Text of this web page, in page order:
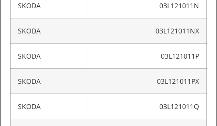
SKODA 03L121011N
SKODA 03L121011NX
SKODA 03L121011P
SKODA 03L121011PX
SKODA 03L121011Q